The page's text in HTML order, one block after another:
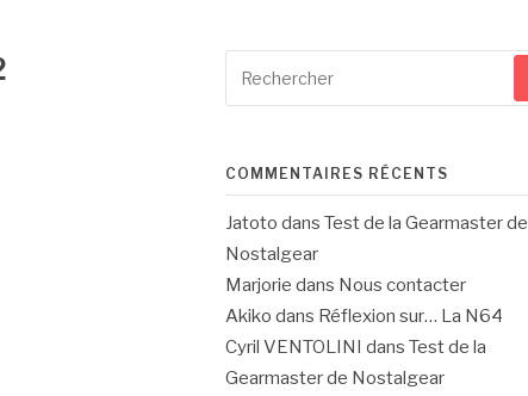
pour
COMMENTAIRES RÉCENTS
Jatoto dans Test de la Gearmaster de
Nostalgear
Marjorie dans Nous contacter
Akiko dans Réflexion sur… La N64
Cyril VENTOLINI dans Test de la
Gearmaster de Nostalgear